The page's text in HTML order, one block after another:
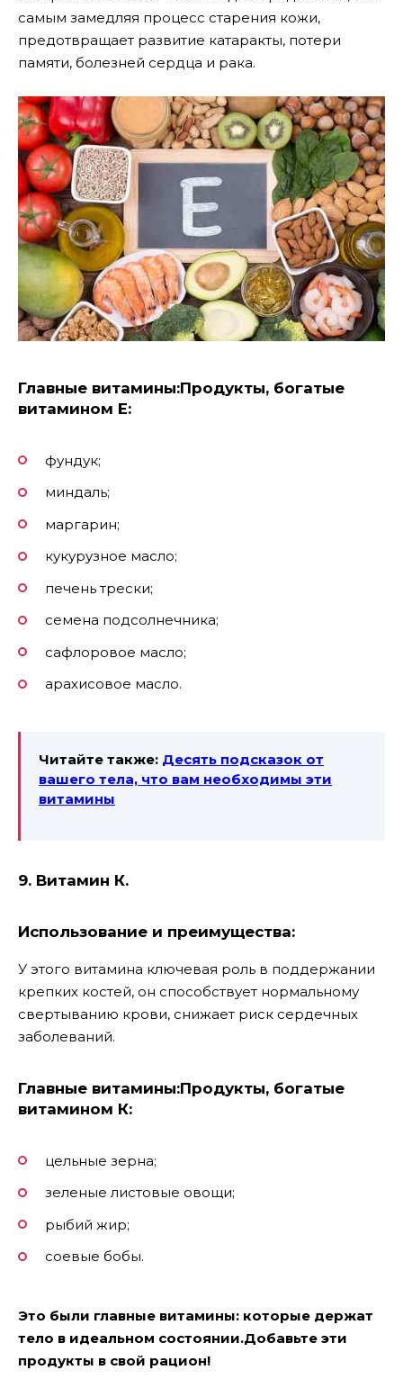
самым замедляя процесс старения кожи,
предотвращает развитие катаракты, потери
памяти, болезней сердца и рака.
Главные витамины:Продукты, богатые
витамином Е:
фундук;
миндаль;
маргарин;
кукурузное масло;
печень трески;
семена подсолнечника;
сафлоровое масло;
арахисовое масло.
Читайте также: Десять подсказок от
вашего тела, что вам необходимы эти
витамины
9. Витамин К.
Использование и преимущества:
У этого витамина ключевая роль в поддержании
крепких костей, он способствует нормальному
свертыванию крови, снижает риск сердечных
заболеваний.
Главные витамины:Продукты, богатые
витамином К:
цельные зерна;
зеленые листовые овощи;
рыбий жир;
соевые бобы.
Это были главные витамины: которые держат
тело в идеальном состоянии.Добавьте эти
продукты в свой рацион!